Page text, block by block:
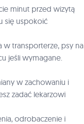
minut przed wizytą
się uspokoić
w transporterze, psy na
jeśli wymagane.
w zachowaniu i
zadać lekarzowi
odrobaczenie i